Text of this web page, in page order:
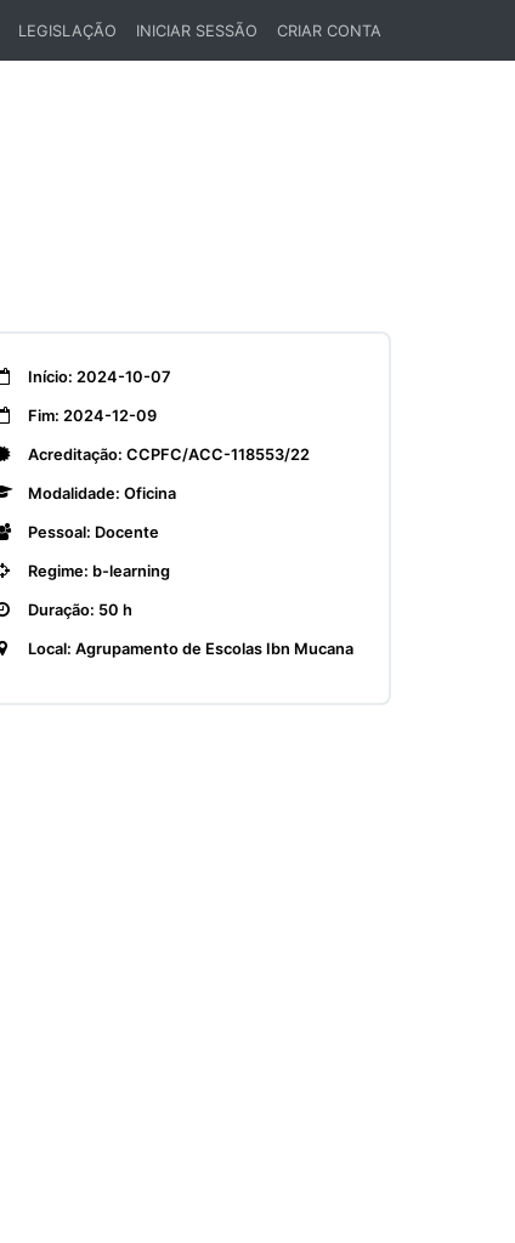
LEGISLAÇÃO INICIAR SESSÃO CRIAR CONTA
Início: 2024-10-07
Fim: 2024-12-09
Acreditação: CCPFC/ACC-118553/22
Modalidade: Oficina
Pessoal: Docente
Regime: b-learning
Duração: 50 h
Local: Agrupamento de Escolas Ibn Mucana